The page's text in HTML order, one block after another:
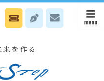
ウンセリング日、八幡オフィ
来を作る